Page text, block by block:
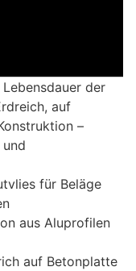
der
auf
–
für Beläge
aus Aluprofilen
auf Betonplatte